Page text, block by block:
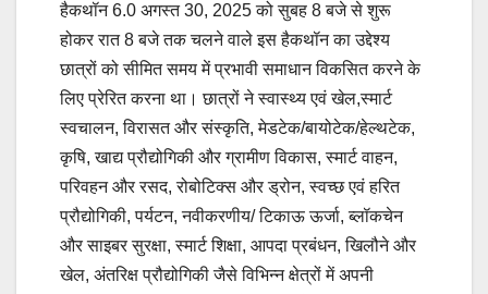
हैकथॉन 6.0 अगस्त 30, 2025 को सुबह 8 बजे से शुरू
होकर रात 8 बजे तक चलने वाले इस हैकथॉन का उद्देश्य
छात्रों को सीमित समय में प्रभावी समाधान विकसित करने के
लिए प्रेरित करना था। छात्रों ने स्वास्थ्य एवं खेल,स्मार्ट
स्वचालन, विरासत और संस्कृति, मेडटेक/बायोटेक/हेल्थटेक,
कृषि, खाद्य प्रौद्योगिकी और ग्रामीण विकास, स्मार्ट वाहन,
परिवहन और रसद, रोबोटिक्स और ड्रोन, स्वच्छ एवं हरित
प्रौद्योगिकी, पर्यटन, नवीकरणीय/ टिकाऊ ऊर्जा, ब्लॉकचेन
और साइबर सुरक्षा, स्मार्ट शिक्षा, आपदा प्रबंधन, खिलौने और
खेल, अंतरिक्ष प्रौद्योगिकी जैसे विभिन्न क्षेत्रों में अपनी